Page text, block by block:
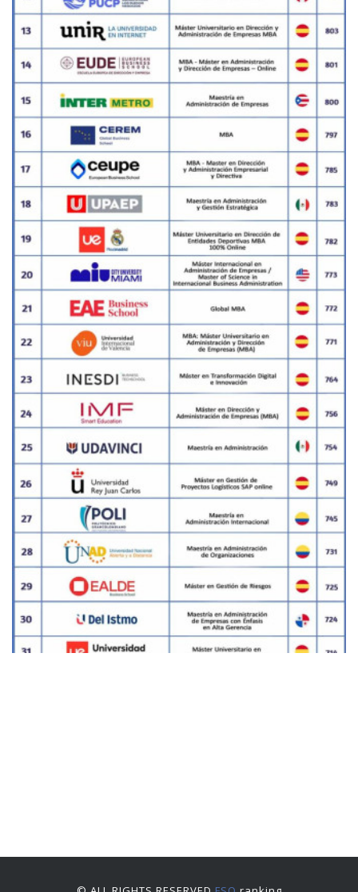
SUB RANKING FORMACIÓN 2024